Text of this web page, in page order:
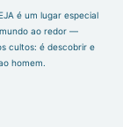
é um lugar especial
mundo ao redor —
cultos: é descobrir e
homem.